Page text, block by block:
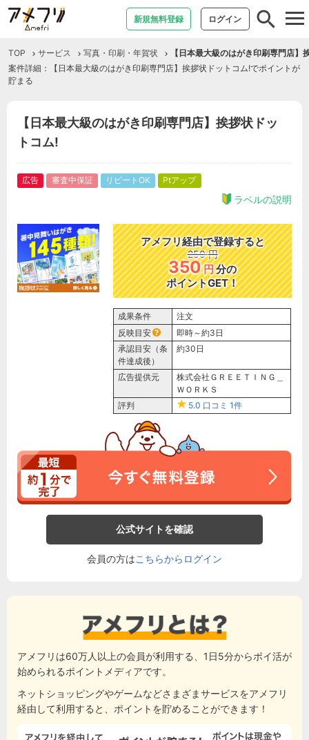
新規無料登録 ログイン
TOP サービス 写真・印刷・年賀状
【日本最大級のはがき印刷専門店】
案件詳細：【日本最大級のはがき印刷専門店】挨拶状ドットコム!でポイントが
貯まる
【日本最大級のはがき印刷専門店】挨拶状ドッ
トコム!
広告 審査中保証 リピートOK Ptアップ
ラベルの説明
アメフリ経由で登録すると
250 円
350円分の
ポイントGET！
成果条件
注文
反映目安
即時～約3日
承認目安（条
件達成後）
約30日
広告提供元
株式会社ＧＲＥＥＴＩＮＧ＿
ＷＯＲＫＳ
評判
5.0 口コミ 1件
公式サイトを確認
会員の方はこちらからログイン
アメフリは60万人以上の会員が利用する、1日5分からポイ活が
始められるポイントメディアです。
ネットショッピングやゲームなどさまざまサービスをアメフリ
経由して利用すると、ポイントを貯めることができます！